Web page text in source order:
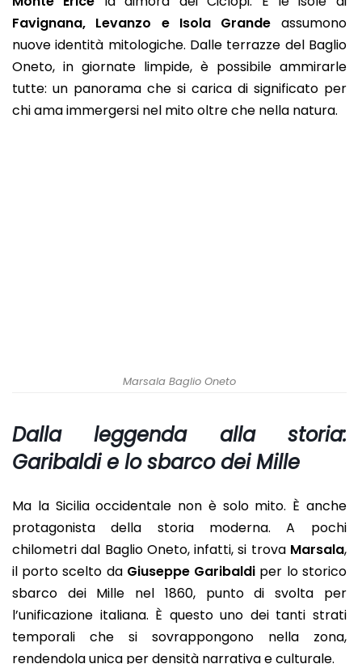
Favignana, Levanzo e Isola Grande assumono
nuove identità mitologiche. Dalle terrazze del Baglio
Oneto, in giornate limpide, è possibile ammirarle
tutte: un panorama che si carica di significato per
chi ama immergersi nel mito oltre che nella natura.
Marsala Baglio Oneto
Dalla leggenda alla storia:
Garibaldi e lo sbarco dei Mille
Ma la Sicilia occidentale non è solo mito. È anche
protagonista della storia moderna. A pochi
chilometri dal Baglio Oneto, infatti, si trova Marsala,
il porto scelto da Giuseppe Garibaldi per lo storico
sbarco dei Mille nel 1860, punto di svolta per
l’unificazione italiana. È questo uno dei tanti strati
temporali che si sovrappongono nella zona,
rendendola unica per densità narrativa e culturale.